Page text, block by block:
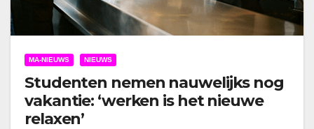
MA-NIEUWS NIEUWS
Studenten nemen nauwelijks nog
vakantie: ‘werken is het nieuwe
relaxen’